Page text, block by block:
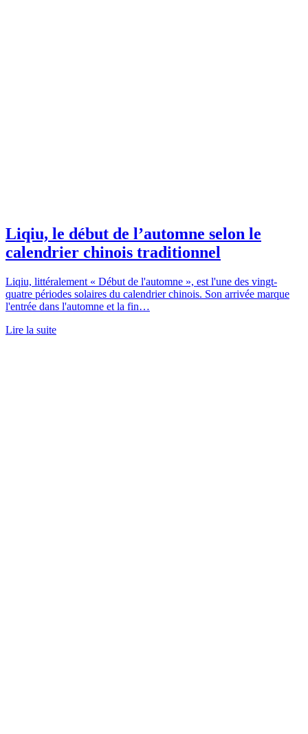
Liqiu, le début de l’automne selon le
calendrier chinois traditionnel
Liqiu, littéralement « Début de l'automne », est l'une des vingt-
quatre périodes solaires du calendrier chinois. Son arrivée marque
l'entrée dans l'automne et la fin…
Lire la suite